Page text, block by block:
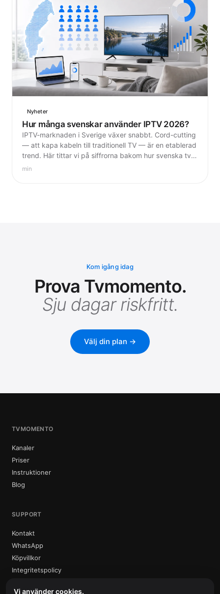
Nyheter
Hur många svenskar använder IPTV 2026?
IPTV-marknaden i Sverige växer snabbt. Cord-cutting
— att kapa kabeln till traditionell TV — är en etablerad
trend. Här tittar vi på siffrorna bakom hur svenska tv-
vanor förändras 2026.
min
Kom igång idag
Prova Tvmomento.
Sju dagar riskfritt.
Välj din plan →
TVMOMENTO
Kanaler
Priser
Instruktioner
Blog
SUPPORT
Kontakt
WhatsApp
Köpvillkor
Integritetspolicy
Vi använder cookies.